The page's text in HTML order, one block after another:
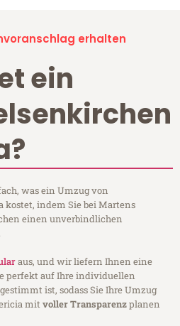
erhalten
ein
was ein Umzug von
kostet, indem Sie bei Martens
einen unverbindlichen
aus, und wir liefern Ihnen eine
perfekt auf Ihre individuellen
ist, sodass Sie Ihre Umzug
mitvoller Transparenzplanen